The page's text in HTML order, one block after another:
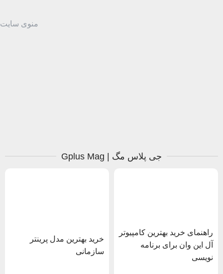
منوی سایت
جی پلاس مگ | Gplus Mag
راهنمای خرید بهترین کامپیوتر
آل این وان برای برنامه
نویسی
خرید بهترین مدل پرینتر
سازمانی